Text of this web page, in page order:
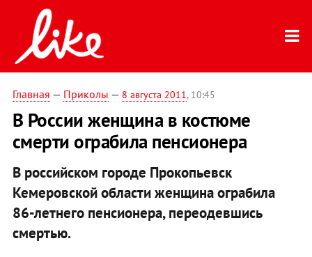
Главная — Приколы — 8 августа 2011, 10:45
В России женщина в костюме
смерти ограбила пенсионера
В российском городе Прокопьевск
Кемеровской области женщина ограбила
86-летнего пенсионера, переодевшись
смертью.